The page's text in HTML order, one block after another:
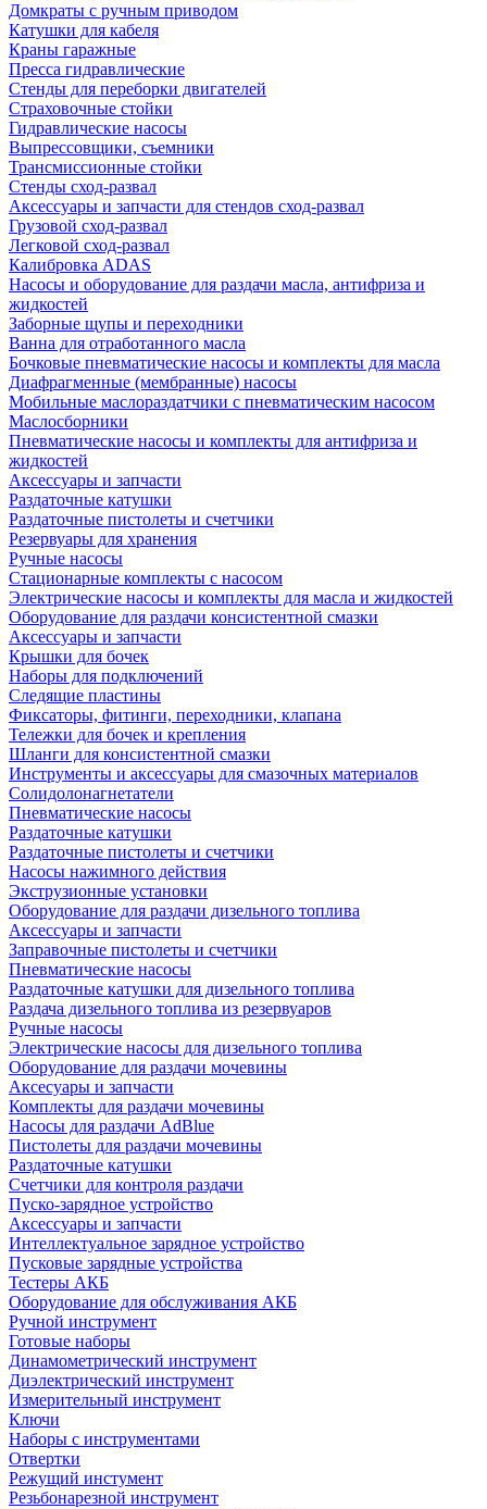
Домкраты с ручным приводом
Катушки для кабеля
Краны гаражные
Пресса гидравлические
Стенды для переборки двигателей
Страховочные стойки
Гидравлические насосы
Выпрессовщики, съемники
Трансмиссионные стойки
Стенды сход-развал
Аксессуары и запчасти для стендов сход-развал
Грузовой сход-развал
Легковой сход-развал
Калибровка ADAS
Насосы и оборудование для раздачи масла, антифриза и
жидкостей
Заборные щупы и переходники
Ванна для отработанного масла
Бочковые пневматические насосы и комплекты для масла
Диафрагменные (мембранные) насосы
Мобильные маслораздатчики с пневматическим насосом
Маслосборники
Пневматические насосы и комплекты для антифриза и
жидкостей
Аксессуары и запчасти
Раздаточные катушки
Раздаточные пистолеты и счетчики
Резервуары для хранения
Ручные насосы
Стационарные комплекты с насосом
Электрические насосы и комплекты для масла и жидкостей
Оборудование для раздачи консистентной смазки
Аксессуары и запчасти
Крышки для бочек
Наборы для подключений
Следящие пластины
Фиксаторы, фитинги, переходники, клапана
Тележки для бочек и крепления
Шланги для консистентной смазки
Инструменты и аксессуары для смазочных материалов
Солидолонагнетатели
Пневматические насосы
Раздаточные катушки
Раздаточные пистолеты и счетчики
Насосы нажимного действия
Экструзионные установки
Оборудование для раздачи дизельного топлива
Аксессуары и запчасти
Заправочные пистолеты и счетчики
Пневматические насосы
Раздаточные катушки для дизельного топлива
Раздача дизельного топлива из резервуаров
Ручные насосы
Электрические насосы для дизельного топлива
Оборудование для раздачи мочевины
Аксесуары и запчасти
Комплекты для раздачи мочевины
Насосы для раздачи AdBlue
Пистолеты для раздачи мочевины
Раздаточные катушки
Счетчики для контроля раздачи
Пуско-зарядное устройство
Аксессуары и запчасти
Интеллектуальное зарядное устройство
Пусковые зарядные устройства
Тестеры АКБ
Оборудование для обслуживания АКБ
Ручной инструмент
Готовые наборы
Динамометрический инструмент
Диэлектрический инструмент
Измерительный инструмент
Ключи
Наборы с инструментами
Отвертки
Режущий инстумент
Резьбонарезной инструмент